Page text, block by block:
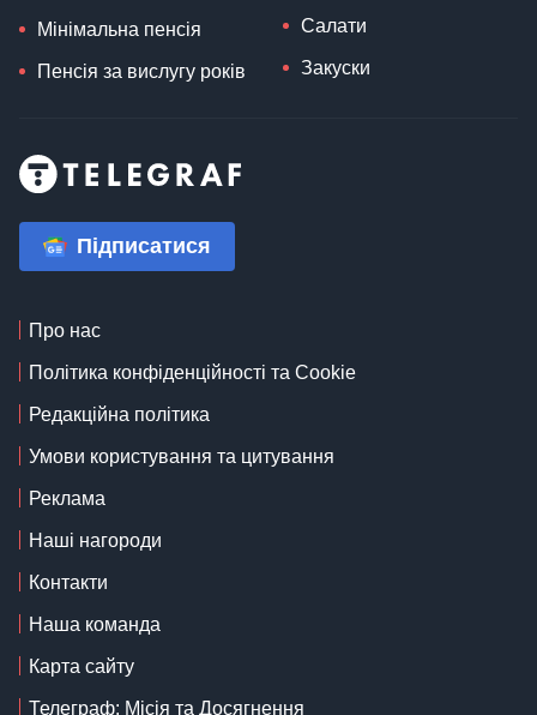
Мінімальна пенсія
Пенсія за вислугу років
Салати
Закуски
Підписатися
Про нас
Політика конфіденційності та Cookie
Редакційна політика
Умови користування та цитування
Реклама
Наші нагороди
Контакти
Наша команда
Карта сайту
Телеграф: Місія та Досягнення